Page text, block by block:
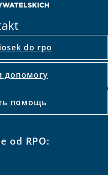
do rpo
допомогу
помощь
od RPO: